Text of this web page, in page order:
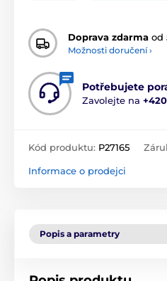
Doprava zdarma od
Možnosti doručení ›
Potřebujete
Zavolejte na
Kód produktu: P27165
Informace o prodejci
Popis a parametry